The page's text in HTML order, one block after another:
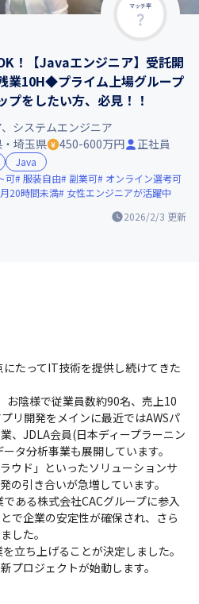
マッチ率
！【Javaエンジニア】受託開
業10H◆プライム上場グループ
をしたい方、必見！！
2026/2/3 更新
システムエンジニア
埼玉県
450-600万円 正社員
Java
可 服装自由 副業可
オンライン選考可
20時間未満 女性エンジニアが活躍中
たってIT技術を提供し続けてきた
お陰様で従業員数約90名、売上10
リ開発をメインに最近ではAWSパ
、JDLA会員(日本ディープラーニン
タ分析事業も展開しています。
ウド」といったソリューションサ
の引き合いが急増しています。
ある株式会社CACグループに参入
で企業の安定性が確保され、さら
した。
立ち上げることが決定しました。
プロジェクトが始動します。